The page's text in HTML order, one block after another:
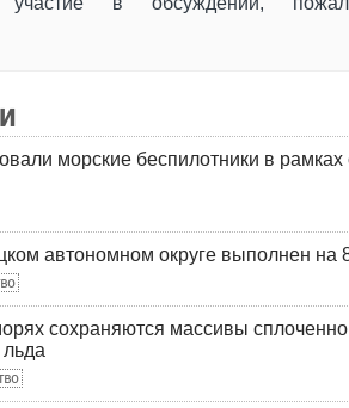
морские беспилотники в
автономном округе выполнен на
сохраняются массивы